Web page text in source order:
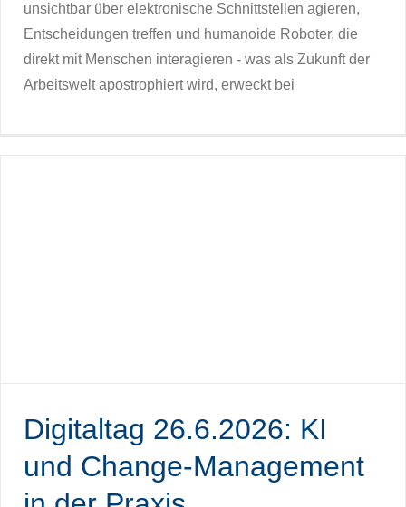
unsichtbar über elektronische Schnittstellen agieren,
Entscheidungen treffen und humanoide Roboter, die
direkt mit Menschen interagieren - was als Zukunft der
Arbeitswelt apostrophiert wird, erweckt bei
Digitaltag 26.6.2026: KI
und Change-Management